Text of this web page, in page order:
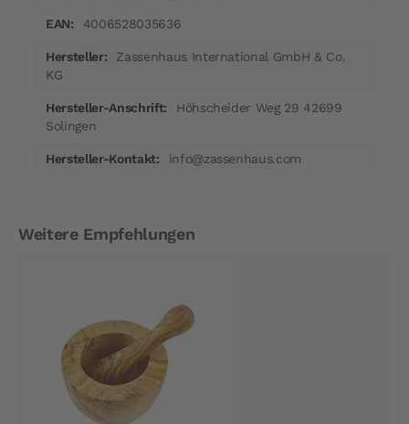
4006528035636
Zassenhaus International GmbH & Co.
KG
Höhscheider Weg 29 42699
Solingen
info@zassenhaus.com
Weitere Empfehlungen